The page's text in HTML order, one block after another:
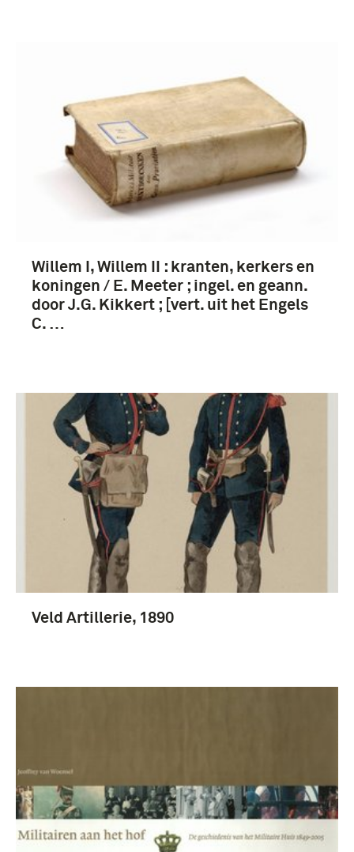
Willem I, Willem II : kranten, kerkers en
koningen / E. Meeter ; ingel. en geann.
door J.G. Kikkert ; [vert. uit het Engels
C. …
Veld Artillerie, 1890